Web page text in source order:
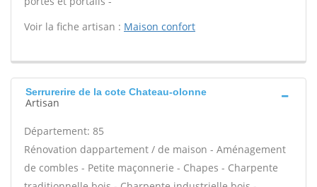
Voir la fiche artisan : Maison confort
Serrurerire de la cote Chateau-olonne
Artisan
Département: 85
Rénovation dappartement / de maison - Aménagement
de combles - Petite maçonnerie - Chapes - Charpente